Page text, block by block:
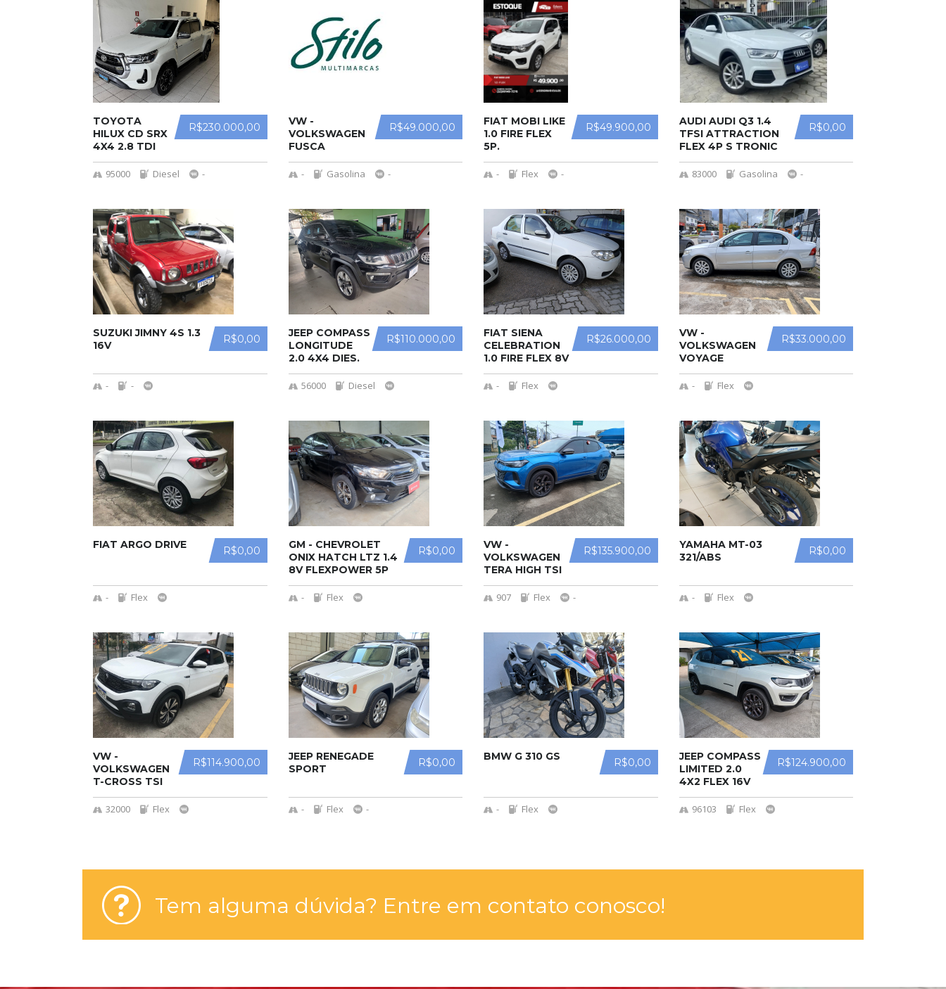
R$230.000,00
TOYOTA
HILUX CD SRX
4X4 2.8 TDI
16V DIESEL
AUT.95000 Diesel -
R$49.000,00
VW -
VOLKSWAGEN
FUSCA
- Gasolina -
R$49.900,00
FIAT MOBI LIKE
1.0 FIRE FLEX
5P.
- Flex -
R$0,00
AUDI AUDI Q3 1.4
TFSI ATTRACTION
FLEX 4P S TRONIC
83000 Gasolina -
R$0,00
SUZUKI JIMNY 4S 1.3
16V
- -
R$110.000,00
JEEP COMPASS
LONGITUDE
2.0 4X4 DIES.
16V AUT.
56000
Diesel
R$26.000,00
FIAT SIENA
CELEBRATION
1.0 FIRE FLEX 8V
4P
-
Flex
R$33.000,00
VW -
VOLKSWAGEN
VOYAGE
COMFORTLINE
1.0 T.FLEX 8V
- Flex
R$0,00
FIAT ARGO DRIVE
- Flex
R$0,00
GM - CHEVROLET
ONIX HATCH LTZ 1.4
8V FLEXPOWER 5P
MEC.
-
Flex
R$135.900,00
VW -
VOLKSWAGEN
TERA HIGH TSI
907 Flex -
R$0,00
YAMAHA MT-03
321/ABS
- Flex
R$114.900,00
VW -
VOLKSWAGEN
T-CROSS TSI
32000 Flex
R$0,00
JEEP RENEGADE
SPORT
- Flex -
R$0,00
BMW G 310 GS
- Flex
R$124.900,00
JEEP COMPASS
LIMITED 2.0
4X2 FLEX 16V
AUT.
96103
Flex
Tem alguma dúvida? Entre em contato conosco!